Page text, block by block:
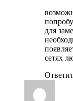
для
сетях